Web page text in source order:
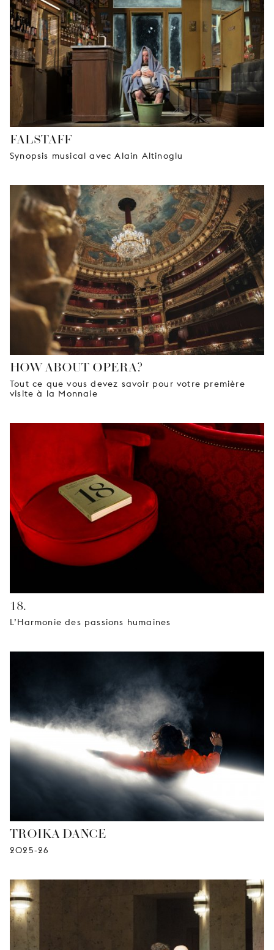
FALSTAFF
Synopsis musical avec Alain Altinoglu
HOW ABOUT OPERA?
Tout ce que vous devez savoir pour votre première
visite à la Monnaie
18.
L’Harmonie des passions humaines
TROIKA DANCE
2025-26